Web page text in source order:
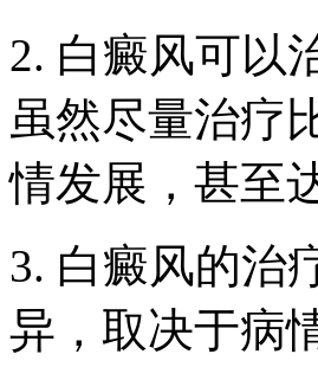
2. 白癜风可以
虽然尽量治疗
情发展，甚至
3. 白癜风的治
异，取决于病